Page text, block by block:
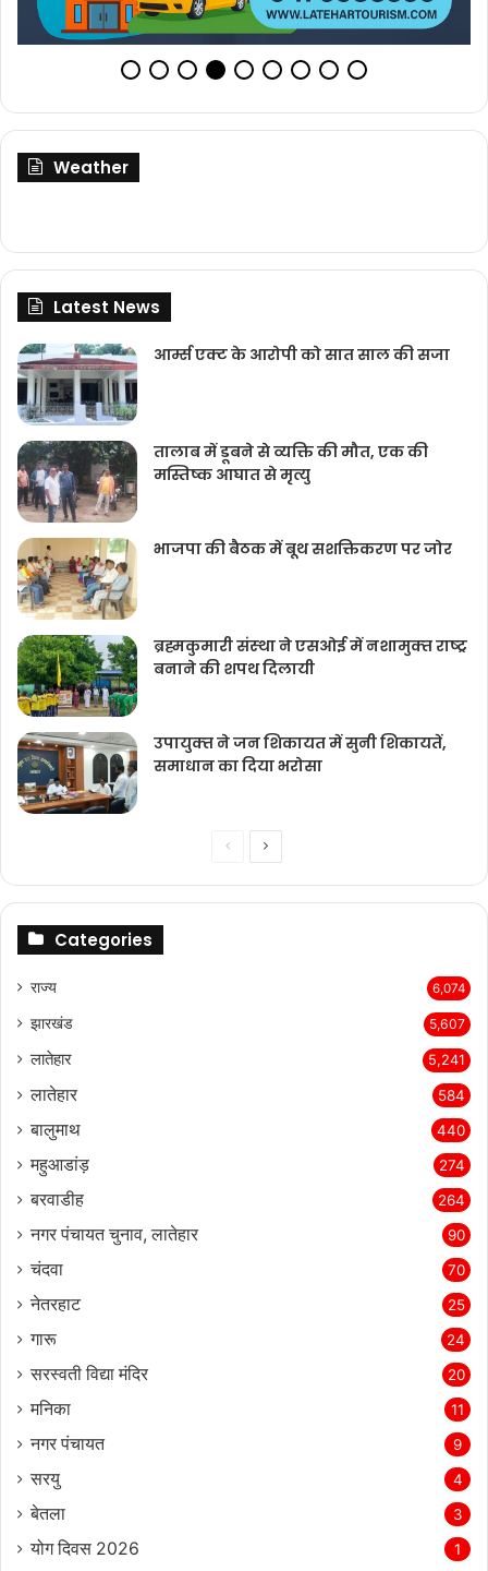
Weather
Latest News
आर्म्स एक्ट के आरोपी को सात साल की सजा
तालाब में डूबने से व्यक्ति की मौत, एक की
मस्तिष्क आघात से मृत्यु
भाजपा की बैठक में बूथ सशक्तिकरण पर जोर
ब्रह्मकुमारी संस्‍था ने एसओई में नशामुक्‍त राष्‍ट्र
बनाने की शपथ दिलायी
उपायुक्‍त ने जन शिकायत में सुनी शिकायतें,
समाधान का दिया भरोसा
PreviousNext
Categories
राज्‍य 6,074
झारखंड 5,607
लातेहार 5,241
लातेहार 584
बालुमाथ 440
महुआडांड़ 274
बरवाडीह 264
नगर पंचायत चुनाव, लातेहार 90
चंदवा 70
नेतरहाट 25
गारू 24
सरस्‍वती विद्या मंदिर 20
मनिका 11
नगर पंचायत 9
सरयु 4
बेतला 3
योग दिवस 2026 1